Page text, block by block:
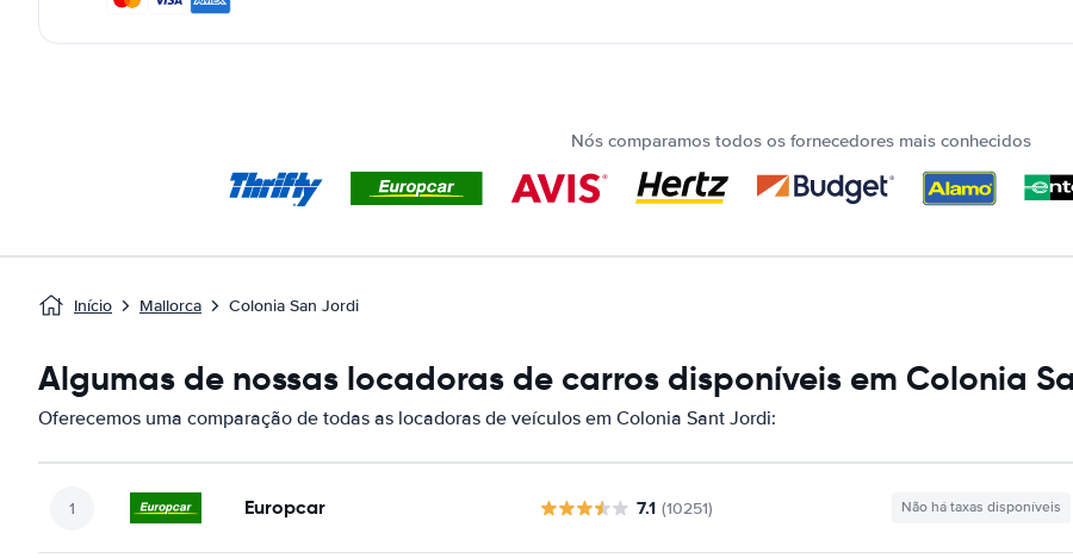
Nós comparamos todos os fornecedores mais conhecidos
Início Mallorca Colonia San Jordi
Algumas de nossas locadoras de carros disponíveis em Colonia
Oferecemos uma comparação de todas as locadoras de veículos em Colonia Sant Jordi:
Europcar 7.1 (10251) Não há taxas disponíveis